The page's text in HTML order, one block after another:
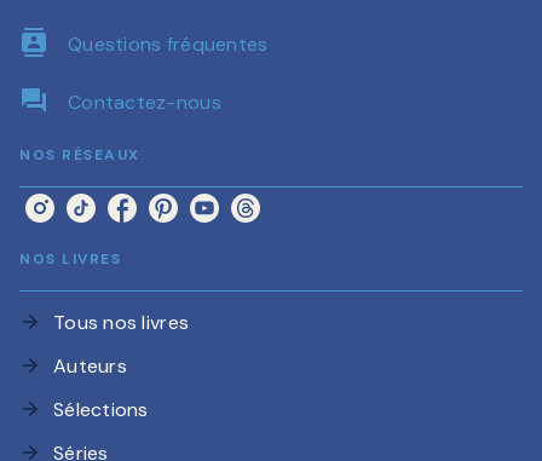
contacts Questions fréquentes
question_answer Contactez-nous
NOS RÉSEAUX
NOS LIVRES
arrow_forward Tous nos livres
arrow_forward Auteurs
arrow_forward Sélections
arrow_forward Séries